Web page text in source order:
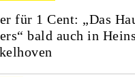
für 1 Cent: „Das
bald auch in